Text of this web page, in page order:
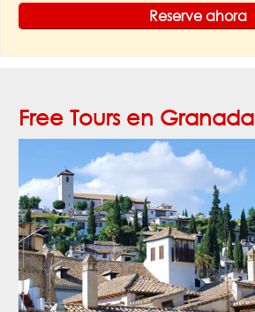
Reserve ahora
Free Tours en Granada